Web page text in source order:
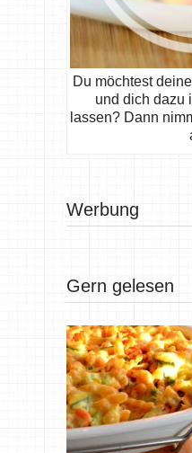
Du möchtest
und dich dazu
lassen? Dann
Werbung
Gern gelesen